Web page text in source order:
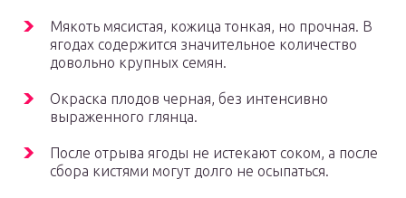
Мякоть мясистая, кожица тонкая, но прочная. В
ягодах содержится значительное количество
довольно крупных семян.
Окраска плодов черная, без интенсивно
выраженного глянца.
После отрыва ягоды не истекают соком, а после
сбора кистями могут долго не осыпаться.